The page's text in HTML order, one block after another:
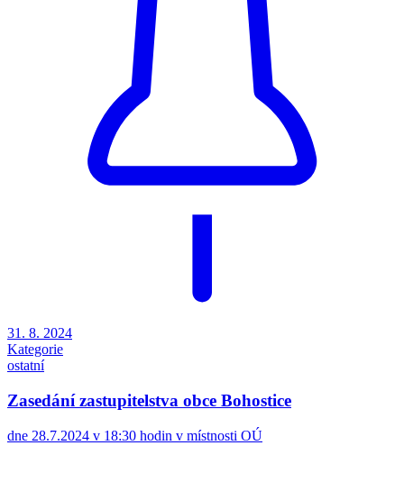
31. 8. 2024
Kategorie
ostatní
Zasedání zastupitelstva obce Bohostice
dne 28.7.2024 v 18:30 hodin v místnosti OÚ